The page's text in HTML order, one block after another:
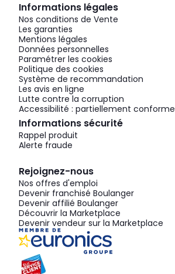
Informations légales
Nos conditions de Vente
Les garanties
Mentions légales
Données personnelles
Paramétrer les cookies
Politique des cookies
Système de recommandation
Les avis en ligne
Lutte contre la corruption
Accessibilité : partiellement conforme
Informations sécurité
Rappel produit
Alerte fraude
Rejoignez-nous
Nos offres d'emploi
Devenir franchisé Boulanger
Devenir affilié Boulanger
Découvrir la Marketplace
Devenir vendeur sur la Marketplace